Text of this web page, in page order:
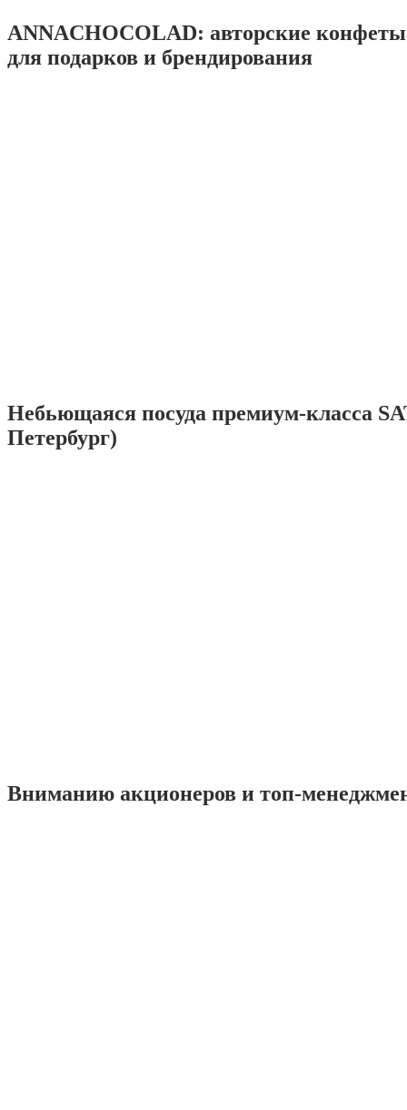
ANNACHOCOLAD: авторские
для подарков и брендирования
Небьющаяся посуда премиум-класса
Петербург)
Вниманию акционеров и топ-